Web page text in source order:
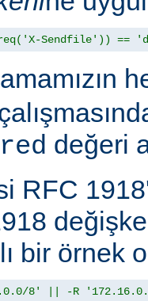
Sendfile')) ==
değeri
RFC
bir örnek
8' || -R